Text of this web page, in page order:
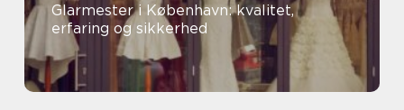
Glarmester i København: kvalitet,
erfaring og sikkerhed